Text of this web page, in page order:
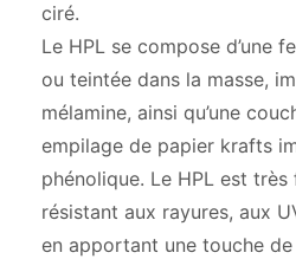
ciré.
Le HPL se compose d’une
ou teintée dans la masse,
mélamine, ainsi qu’une
empilage de papier krafts
phénolique. Le HPL est très
résistant aux rayures, aux
en apportant une touche